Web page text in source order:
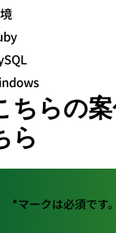
ちらの
ら
*マークは必須です。